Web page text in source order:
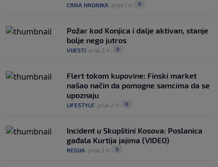
CRNA HRONIKA prije 1 h 0
Požar kod Konjica i dalje aktivan, stanje
bolje nego jutros
VIJESTI prije 2 h 0
Flert tokom kupovine: Finski market
našao način da pomogne samcima da se
upoznaju
LIFESTYLE prije 2 h 0
Incident u Skupštini Kosova: Poslanica
gađala Kurtija jajima (VIDEO)
REGIJA prije 2 h 0